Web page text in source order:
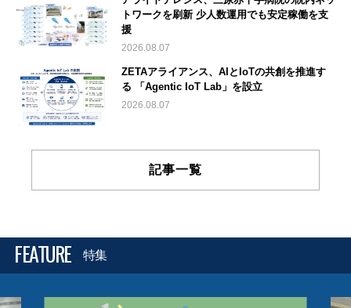
トワークを刷新 少人数運用でも安定稼働を支
援
2026.08.07
ZETAアライアンス、AIとIoTの共創を推進す
る 「Agentic IoT Lab」を設立
2026.08.07
記事一覧
FEATURE 特集